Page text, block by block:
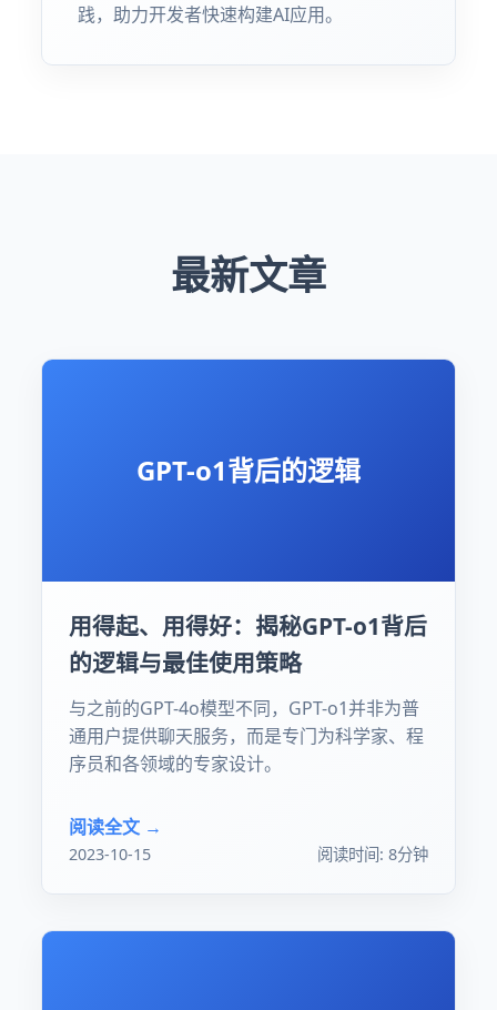
践，助力开发者快速构建AI应用。
最新文章
GPT-o1背后的逻辑
用得起、用得好：揭秘GPT-o1背后
的逻辑与最佳使用策略
与之前的GPT-4o模型不同，GPT-o1并非为普
通用户提供聊天服务，而是专门为科学家、程
序员和各领域的专家设计。
阅读全文 →
2023-10-15 阅读时间: 8分钟